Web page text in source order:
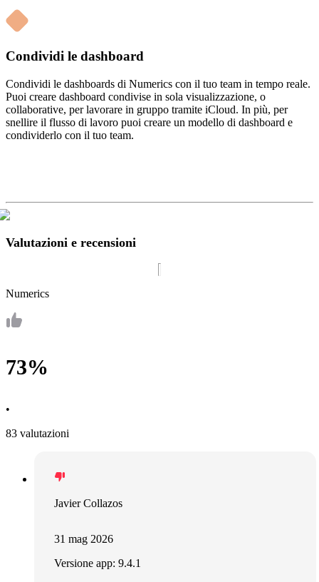
Condividi le dashboard
Condividi le dashboards di Numerics con il tuo team in tempo reale.
Puoi creare dashboard condivise in sola visualizzazione, o
collaborative, per lavorare in gruppo tramite iCloud. In più, per
snellire il flusso di lavoro puoi creare un modello di dashboard e
condividerlo con il tuo team.
Valutazioni e recensioni
Numerics
73%
•
83 valutazioni
Javier Collazos
31 mag 2026
Versione app: 9.4.1